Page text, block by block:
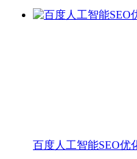
百度人工智能SEO优